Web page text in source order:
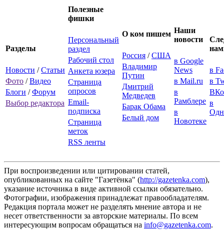
Разделы
Новости /Статьи
Фото /Видео
Блоги /Форум
Выбор редактора
Полезные
фишки
Персональный
раздел
Рабочий стол
Анкета юзера
Страница
опросов
Email-
подписка
Страница
меток
RSS ленты
О ком пишем
Россия /США
Владимир
Путин
Дмитрий
Медведев
Барак Обама
Белый дом
Наши
новости
в Google
News
в Mail.ru
в
Рамблере
в
Новотеке
в
в
в
При воспроизведении или цитировании статей,
опубликованных на сайте "Газетёнка" (http://gazetenka.com),
указание источника в виде активной ссылки обязательно.
Фотографии, изображения принадлежат правообладателям.
Редакция портала может не разделять мнение автора и не
несет ответственности за авторские материалы. По всем
интересующим вопросам обращаться на info@gazetenka.com.